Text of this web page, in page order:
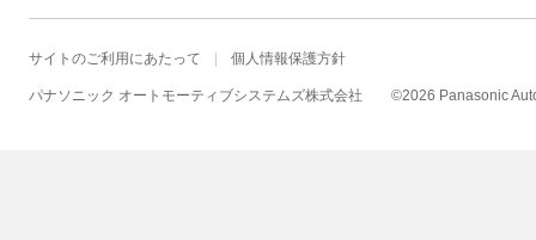
サイトのご利用にあたって 個人情報保護方針
パナソニック オートモーティブシステムズ株式会社 ©2026 Panasonic